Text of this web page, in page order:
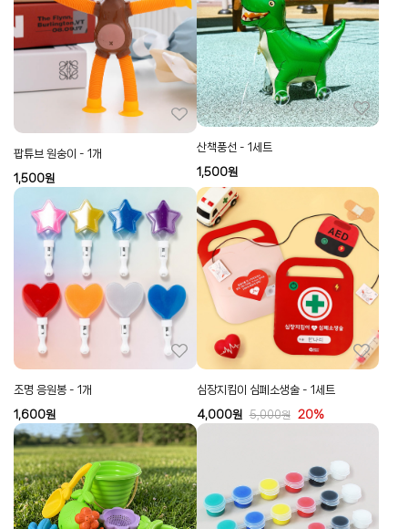
팝튜브 원숭이 - 1개
1,500원
산책풍선 - 1세트
1,500원
조명 응원봉 - 1개
1,600원
심장지킴이 심폐소생술 - 1세트
4,000원 5,000원 20%